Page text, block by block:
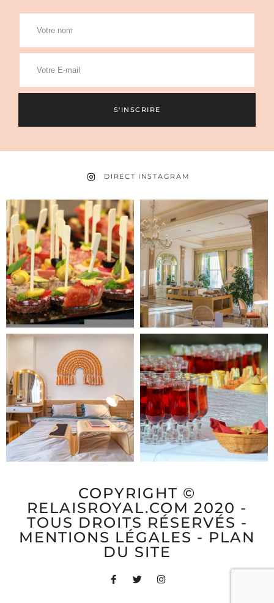
S'INSCRIRE
DIRECT INSTAGRAM
COPYRIGHT ©
RELAISROYAL.COM 2020 -
TOUS DROITS RÉSERVÉS -
MENTIONS LÉGALES - PLAN
DU SITE